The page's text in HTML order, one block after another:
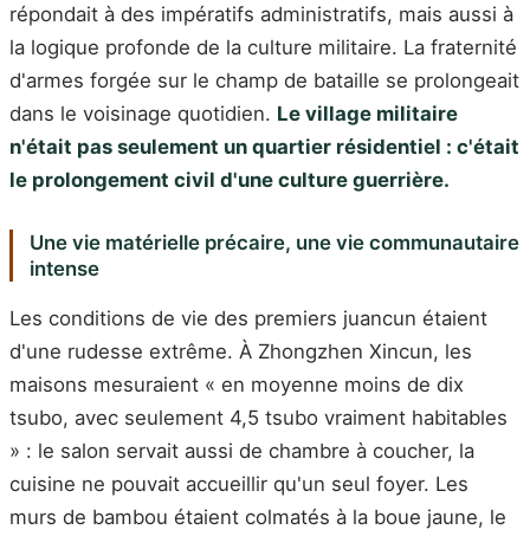
répondait à des impératifs administratifs, mais aussi à
la logique profonde de la culture militaire. La fraternité
d'armes forgée sur le champ de bataille se prolongeait
dans le voisinage quotidien. Le village militaire
n'était pas seulement un quartier résidentiel : c'était
le prolongement civil d'une culture guerrière.
Une vie matérielle précaire, une vie communautaire
intense
Les conditions de vie des premiers juancun étaient
d'une rudesse extrême. À Zhongzhen Xincun, les
maisons mesuraient « en moyenne moins de dix
tsubo, avec seulement 4,5 tsubo vraiment habitables
» : le salon servait aussi de chambre à coucher, la
cuisine ne pouvait accueillir qu'un seul foyer. Les
murs de bambou étaient colmatés à la boue jaune, le